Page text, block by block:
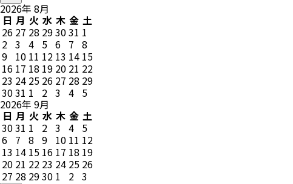
2026年 8月
日 月 火 水 木 金 土
26 27 28 293031 1
2 3 4 5 6 7 8
9 10 11 12 13 14 15
16 17 18 19 20 21 22
23 24 25 26 27 28 29
3031 1 2 3 4 5
2026年 9月
日 月 火 水 木 金 土
3031 1 2 3 4 5
6 7 8 9 10 11 12
13 14 15 16 17 18 19
20 21 22 23 24 25 26
27 28 2930 1 2 3